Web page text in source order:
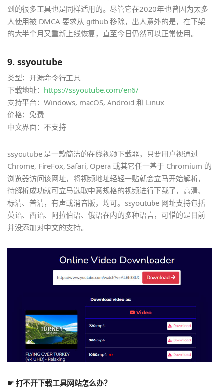
到的很多工具也是同样适用的。尽管它在2020年也曾因为太多
人使用被 DMCA 要求从 github 移除，出人意外的是，在下架
的大半个月又重新上线恢复，直至今日仍然可以正常使用。
9. ssyoutube
类型：开源命令行工具
下载地址： https://ssyoutube.com/en6/
支持平台：Windows, macOS, Android 和 Linux
价格：免费
中文界面：不支持
ssyoutube 是一款简洁的在线视频下载器，只要用户视通过
Chrome, FireFox, Safari, Opera 或其它任一基于 Chromium 的
浏览器访问该网址，将视频地址轻轻一贴就会立马开始解析，
待解析成功就可立马选取中意规格的视频进行下载了，高清、
标清、普清，有声或消音版，均可。ssyoutube 网址支持包括
英语、西语、阿拉伯语、俄语在内的多种语言，可惜的是目前
并没添加对中文的支持。
☛ 打不开下载工具网站怎么办？